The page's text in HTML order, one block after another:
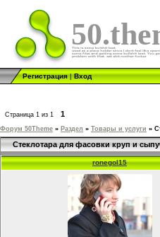
Регистрация|Вход
Страница 1 из 1 1
Форум 50Theme » Раздел » Товары и услуги »
Стеклотара для фасовки круп и
ronegol15